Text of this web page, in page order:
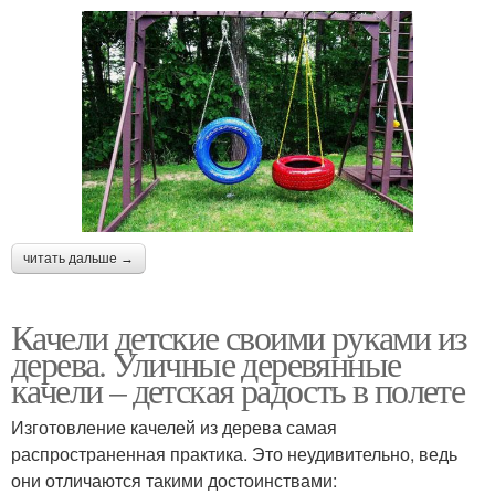
читать дальше →
Качели детские своими руками из
дерева. Уличные деревянные
качели – детская радость в полете
Изготовление качелей из дерева самая
распространенная практика. Это неудивительно, ведь
они отличаются такими достоинствами: